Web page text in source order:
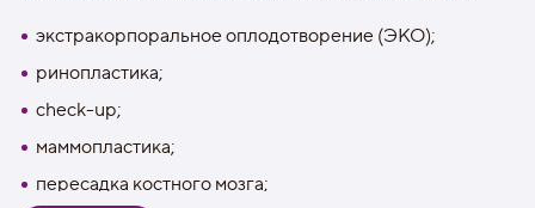
экстракорпоральное оплодотворение (ЭКО);
ринопластика;
check-up;
маммопластика;
пересадка костного мозга;